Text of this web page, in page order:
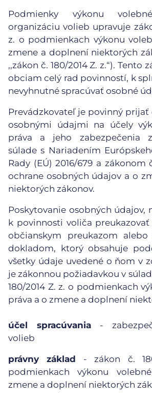
Podmienky výkonu
organizáciu volieb upravuje
z. o podmienkach výkonu
zmene a doplnení niektorých
,,zákon č. 180/2014 Z. z.“). Tento
obciam celý rad povinností, k
nevyhnutné spracúvať osobné
Prevádzkovateľ je povinný prijať
osobnými údajmi na účely
práva a jeho zabezpečenia
súlade s Nariadením
Rady (EÚ) 2016/679 a zákonom
ochrane osobných údajov a o
niektorých zákonov.
Poskytovanie osobných údajov,
k povinnosti voliča
občianskym preukazom
dokladom, ktorý obsahuje
všetky údaje uvedené o ňom v
je zákonnou požiadavkou v
180/2014 Z. z. o podmienkach
práva a o zmene a doplnení
účel spracúvania -
volieb
právny základ - zákon č.
podmienkach výkonu
zmene a doplnení niektorých